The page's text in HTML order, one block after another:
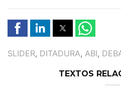
TAGS
SLIDER, DITADURA, ABI,
TEXTOS